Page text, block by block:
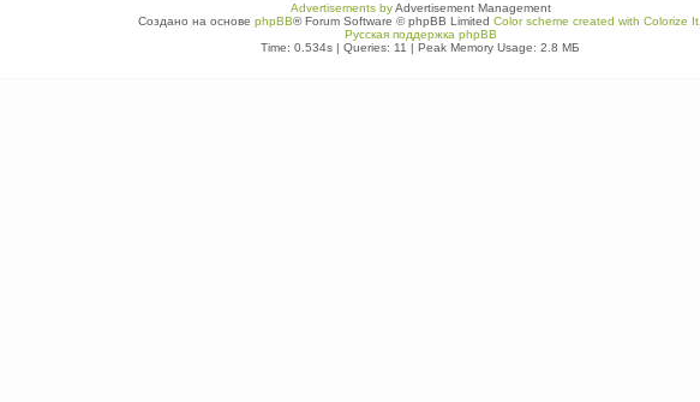
Advertisements byAdvertisement Management
Создано на основе phpBB® Forum Software © phpBB Limited Color scheme created with Colorize It
Русская поддержка phpBB
Time: 0.534s | Queries: 11 | Peak Memory Usage: 2.8 МБ